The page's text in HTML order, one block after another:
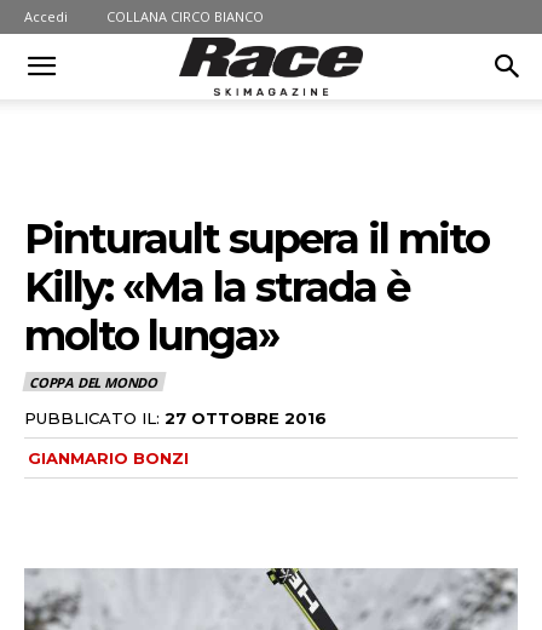
Accedi COLLANA CIRCO BIANCO
Pinturault supera il mito
Killy: «Ma la strada è
molto lunga»
COPPA DEL MONDO
PUBBLICATO IL: 27 OTTOBRE 2016
GIANMARIO BONZI